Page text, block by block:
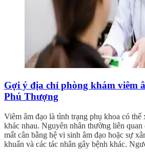
Gợi ý địa chỉ phòng khám viêm
Phú Thượng
Viêm âm đạo là tình trạng phụ khoa có thể
khác nhau. Nguyên nhân thường liên
mất cân bằng hệ vi sinh âm đạo hoặc sự
khuẩn và các tác nhân gây bệnh khác.